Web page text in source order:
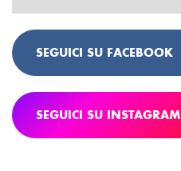
SEGUICI SU FACEBOOK
SEGUICI SU INSTAGRAM